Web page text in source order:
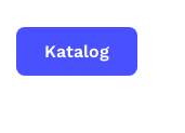
Katalog